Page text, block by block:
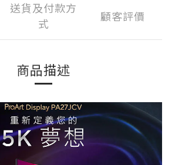
送貨及付款方
式
顧客評價
商品描述